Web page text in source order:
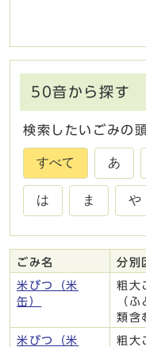
50音から探す
検索したいごみの
すべて あ
は ま や
ごみ一覧
ごみ名 分別
米びつ（米
缶）
粗大
（ふ
類含
米びつ（米
粗大